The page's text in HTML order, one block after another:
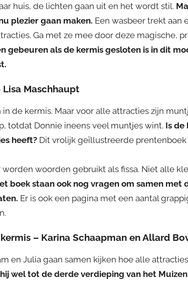
huis, de lichten gaan uit en het wordt stil.
plezier gaan maken. Een wasbeer trekt aan
Ga met ze mee door deze magische,
gebeuren als de kermis gesloten is in dit
Maschhaupt
de kermis. Maar voor alle attracties zijn
totdat Donnie ineens veel muntjes wint. Is de
heeft? Dit vrolijk geïllustreerde prentenboek
woorden gebruikt als fissa. Niet alle
boek staan ook nog vragen om samen met
Er is ook een pagina met een aantal
– Karina Schaapman en Allard
en Julia gaan samen kijken hoe alle
wel tot de derde verdieping van het